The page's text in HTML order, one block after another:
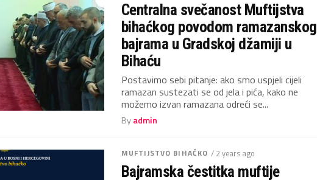
Centralna svečanost Muftijstva
bihaćkog povodom ramazanskog
bajrama u Gradskoj džamiji u
Bihaću
Postavimo sebi pitanje: ako smo uspjeli cijeli
ramazan sustezati se od jela i pića, kako ne
možemo izvan ramazana odreći se...
Byadmin
MUFTIJSTVO BIHAĆKO / 2 years ago
Bajramska čestitka muftije